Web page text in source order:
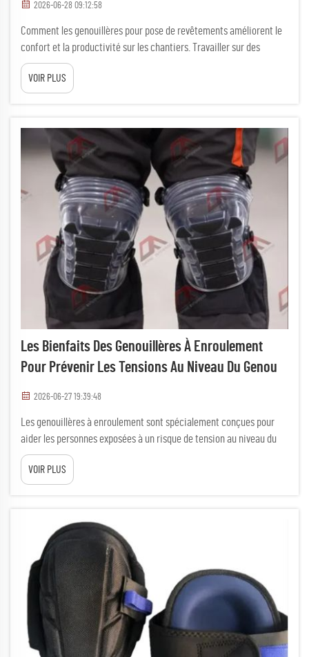
2026-06-28 09:12:58
Comment les genouillères pour pose de revêtements améliorent le
confort et la productivité sur les chantiers. Travailler sur des
chantiers de construction exige souvent de passer de longues
heures à genoux, par exemple lors de la pose de revêtements, de
carrelage ou d’interventions en plomberie. Sans protection
VOIR PLUS
Les Bienfaits Des Genouillères À Enroulement
Pour Prévenir Les Tensions Au Niveau Du Genou
2026-06-27 19:39:48
Les genouillères à enroulement sont spécialement conçues pour
aider les personnes exposées à un risque de tension au niveau du
genou. Elles s’enroulent autour du genou afin d’offrir un soutien et
une stabilité supplémentaires. Cela peut être particulièrement
important lors d’activités exerçant une pression sur les genoux…
VOIR PLUS